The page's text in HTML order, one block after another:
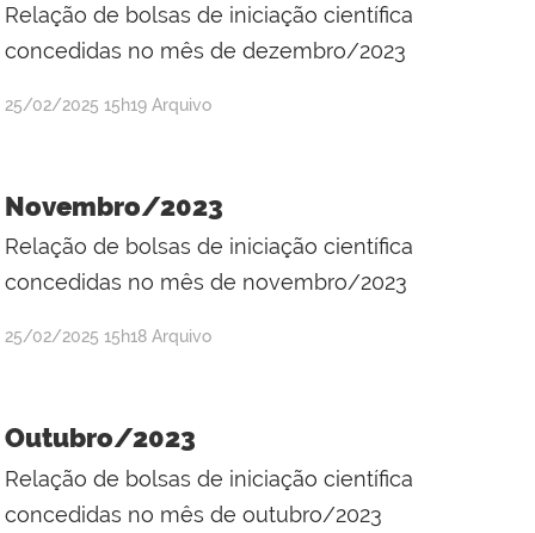
Silva
Relação de bolsas de iniciação científica
concedidas no mês de dezembro/2023
por
Silva
publicado
25/02/2025 15h19 Arquivo
Novembro/2023
Relação de bolsas de iniciação científica
concedidas no mês de novembro/2023
por
Silva
publicado
25/02/2025 15h18 Arquivo
Outubro/2023
Relação de bolsas de iniciação científica
concedidas no mês de outubro/2023